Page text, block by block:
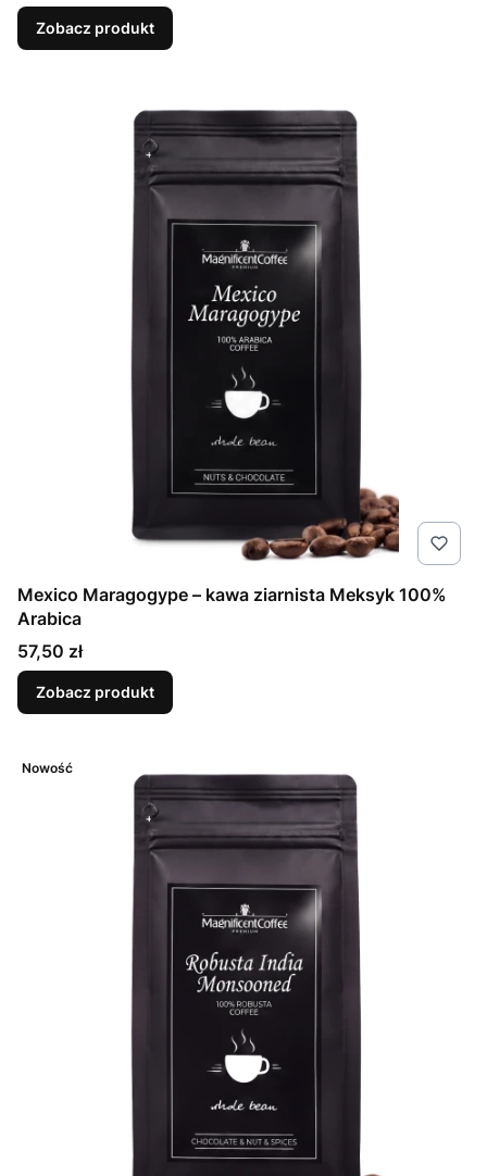
Zobacz produkt
Mexico Maragogype – kawa ziarnista Meksyk 100%
Arabica
Cena
57,50 zł
Zobacz produkt
Nowość